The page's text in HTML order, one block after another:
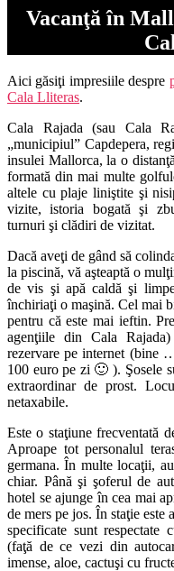
Vacanţă în
Aici găsiţi impresiile despre
Cala Lliteras.
Cala Rajada (sau Cala
„municipiul” Capdepera,
insulei Mallorca, la o
formată din mai multe
altele cu plaje liniştite şi
vizite, istoria bogată şi
turnuri şi clădiri de vizitat.
Dacă aveţi de gând să
la piscină, vă aşteaptă o
de vis şi apă caldă şi
închiriaţi o maşină. Cel mai
pentru că este mai ieftin.
agenţiile din Cala
rezervare pe internet (bine
100 euro pe zi 🙂 ). Şosele
extraordinar de prost.
netaxabile.
Este o staţiune frecventată
Aproape tot personalul
germana. În multe locaţii,
chiar. Până şi şoferul de
hotel se ajunge în cea mai
de mers pe jos. În staţie
specificate sunt respectate
(faţă de ce vezi din
imense, aloe, cactuşi cu